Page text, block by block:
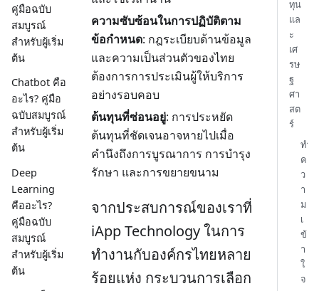
คู่มือฉบับ
สมบูรณ์
สำหรับผู้เริ่ม
ต้น
Chatbot คือ
อะไร? คู่มือ
ฉบับสมบูรณ์
สำหรับผู้เริ่ม
ต้น
Deep
Learning
คืออะไร?
คู่มือฉบับ
สมบูรณ์
สำหรับผู้เริ่ม
ต้น
ความซับซ้อนในการปฏิบัติตาม
ข้อกำหนด: กฎระเบียบด้านข้อมูล
และความเป็นส่วนตัวของไทย
ต้องการการประเมินผู้ให้บริการ
อย่างรอบคอบ
ต้นทุนที่ซ่อนอยู่: การประหยัด
ต้นทุนที่ชัดเจนอาจหายไปเมื่อ
คำนึงถึงการบูรณาการ การบำรุง
รักษา และการขยายขนาม
จากประสบการณ์ของเราที่
iApp Technology ในการ
ทำงานกับองค์กรไทยหลาย
ร้อยแห่ง กระบวนการเลือก
ทุน
แล
ะ
เศ
รษ
ฐ
ศา
สต
ร์
ทำ
ค
ว
า
ม
เ
ข้
า
ใ
จ